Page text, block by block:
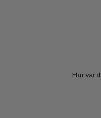
Hur var